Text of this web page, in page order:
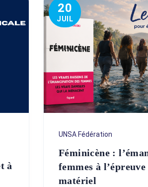
à
20
JUIL
UNSA Fédération
Féminicène :
femmes à
matériel